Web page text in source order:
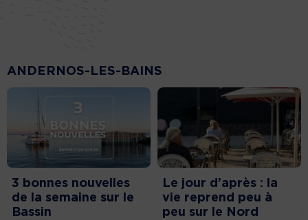
ANDERNOS-LES-BAINS
3 bonnes nouvelles
de la semaine sur le
Bassin
Le jour d’après : la
vie reprend peu à
peu sur le Nord